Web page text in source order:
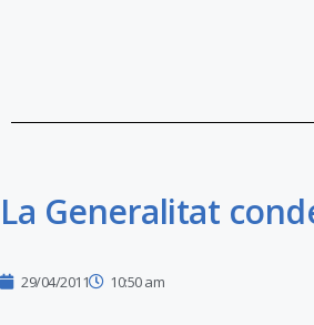
La Generalitat
29/04/2011 10:50 am